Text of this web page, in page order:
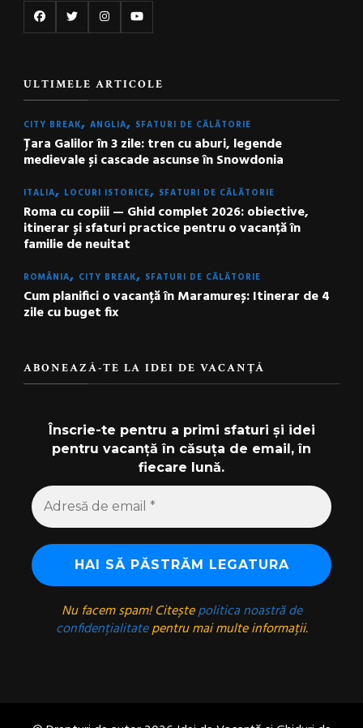
ULTIMELE ARTICOLE
CITY BREAK ANGLIA SFATURI DE CĂLĂTORIE
Țara Galilor în 3 zile: tren cu aburi, legende
medievale și cascade ascunse în Snowdonia
ITALIA LOCURI ISTORICE SFATURI DE CĂLĂTORIE
Roma cu copiii — Ghid complet 2026: obiective,
itinerar și sfaturi practice pentru o vacanță în
familie de neuitat
ROMÂNIA CITY BREAK SFATURI DE CĂLĂTORIE
Cum planifici o vacanță în Maramureș: Itinerar de 4
zile cu buget fix
ABONEAZĂ-TE LA IDEI DE VACANȚĂ
Înscrie-te pentru a primi sfaturi și idei
pentru vacanță în căsuța de email, în
fiecare lună.
Nu facem spam! Citeștepolitica noastră de
confidențialitatepentru mai multe informații.